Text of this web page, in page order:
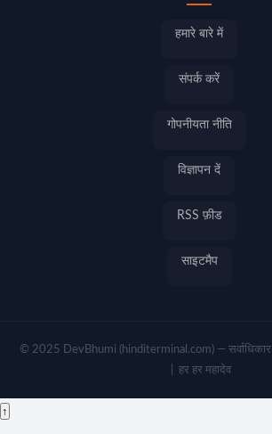
हमारे बारे में
संपर्क करें
गोपनीयता नीति
विज्ञापन दें
RSS फ़ीड
साइटमैप
© 2025 DevBhumi (hinditerminal.com) —
| हर हर महादेव
↑